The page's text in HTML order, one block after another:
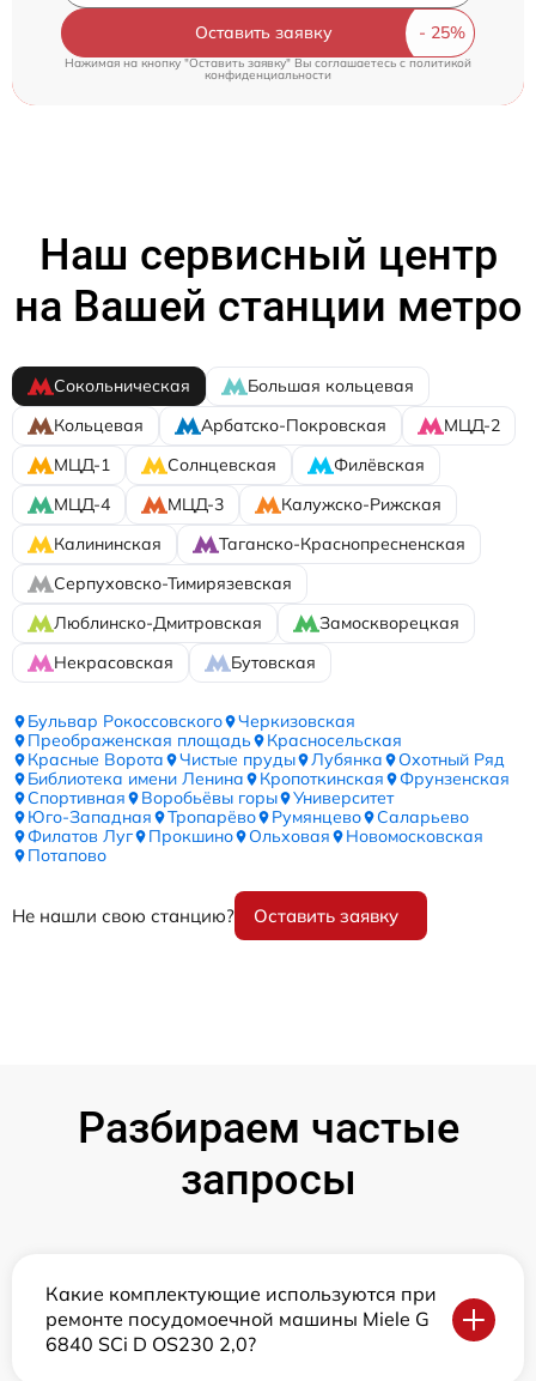
Оставить заявку
Нажимая на кнопку "Оставить заявку" Вы соглашаетесь cполитикой
конфиденциальности
Наш сервисный центр
на Вашей станции метро
Сокольническая
Большая кольцевая
Кольцевая
Арбатско-Покровская
МЦД-2
МЦД-1
Солнцевская
Филёвская
МЦД-4
МЦД-3
Калужско-Рижская
Калининская
Таганско-Краснопресненская
Серпуховско-Тимирязевская
Люблинско-Дмитровская
Замоскворецкая
Некрасовская
Бутовская
Бульвар Рокоссовского
Черкизовская
Преображенская площадь
Красносельская
Красные Ворота
Чистые пруды Лубянка
Охотный Ряд
Библиотека имени Ленина
Кропоткинская
Фрунзенская
Спортивная
Воробьёвы горы
Университет
Юго-Западная
Тропарёво Румянцево
Саларьево
Филатов Луг
Прокшино Ольховая
Новомосковская
Потапово
Не нашли свою станцию? Оставить заявку
Разбираем частые
запросы
Какие комплектующие используются при
ремонте посудомоечной машины Miele G
6840 SCi D OS230 2,0?